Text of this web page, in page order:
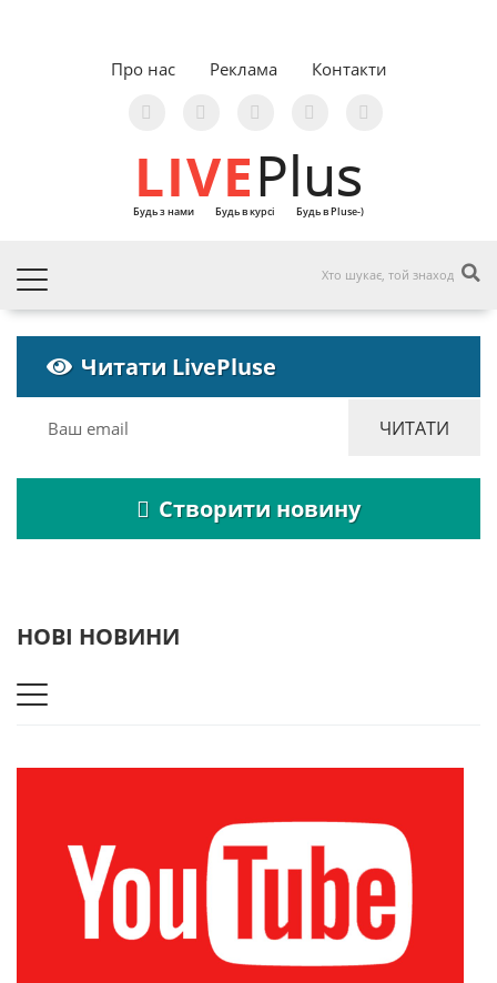
Про нас Реклама Контакти
LIVEPlus
Будь з нами Будь в курсі Будь в Pluse-)
Читати LivePluse
Створити новину
НОВІ НОВИНИ